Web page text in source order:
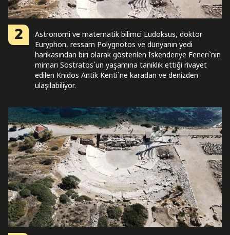
2
Astronomi ve matematik bilimci Eudoksus, doktor
Euryphon, ressam Polygnotos ve dünyanın yedi
harikasından biri olarak gösterilen İskenderiye Feneri`nin
mimarı Sostratos`un yaşamına tanıklık ettiği rivayet
edilen Knidos Antik Kenti`ne karadan ve denizden
ulaşılabiliyor.